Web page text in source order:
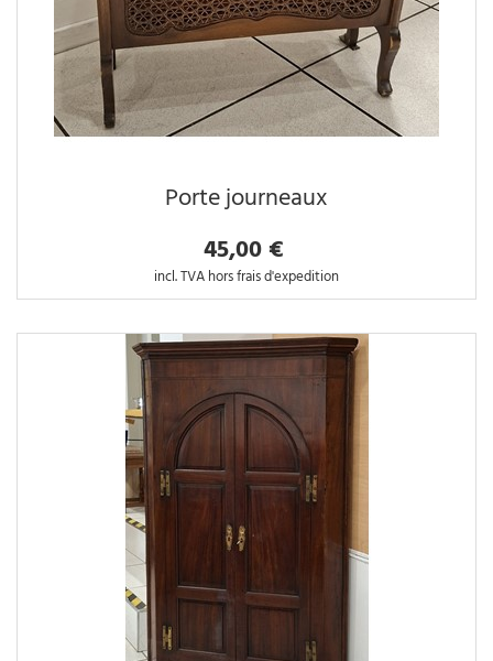
Porte journeaux
45,00 €
incl. TVA hors frais d'expedition